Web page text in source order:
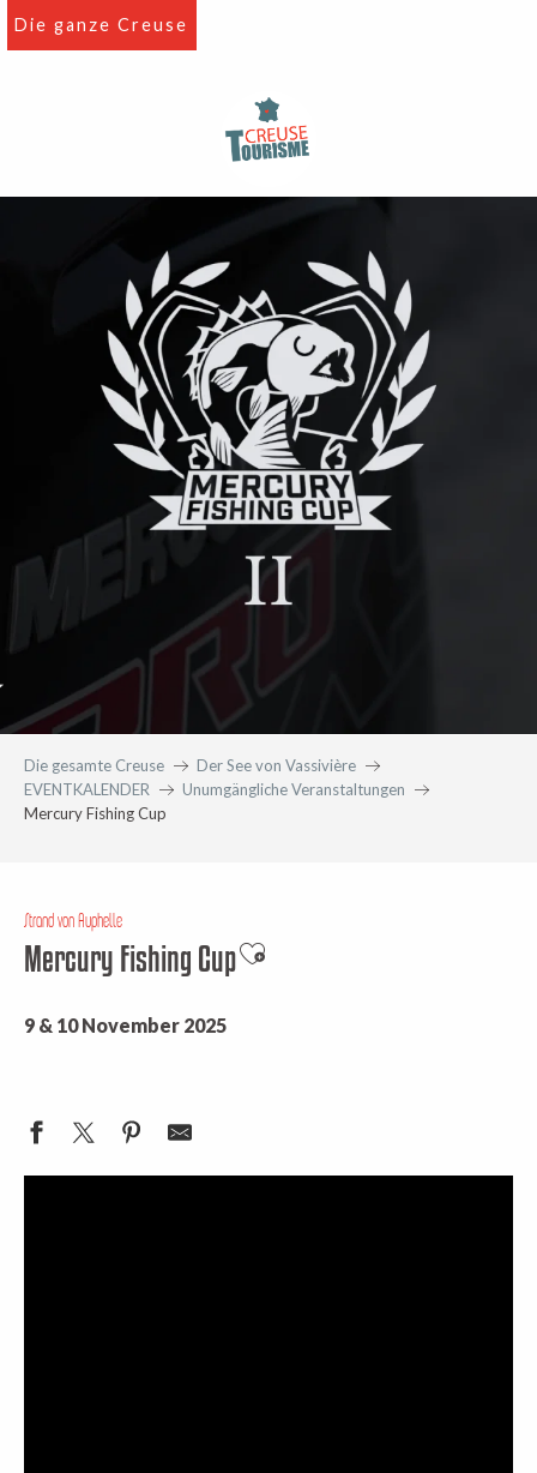
Aller
Die ganze Creuse
Die gesamte Creuse
Der See von Vassivière
EVENTKALENDER
Unumgängliche Veranstaltungen
Mercury Fishing Cup
Strand von Auphelle
Mercury Fishing CupAjouter aux favoris
9 & 10 November 2025